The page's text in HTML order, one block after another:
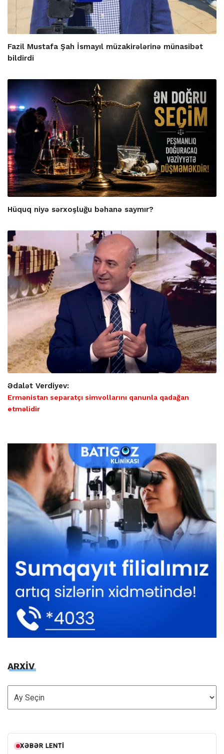
Fazil Mustafa Şah İsmayıl müzakirələrinə münasibət
bildirdi
Hüquq niyə sərxoşluğu bəhanə saymır?
Ədalət Verdiyev:
Ermənistan separatçı simvollarını qanunla qadağan
etməlidir
ARXİV
ARXİV
XƏBƏR LENTI